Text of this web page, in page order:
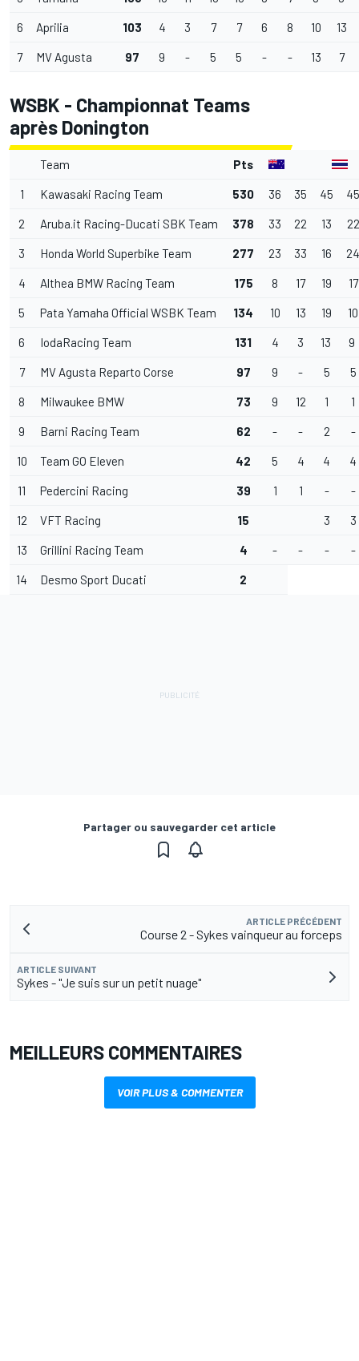
6 Aprilia 103 4 3 7 7 6 8 10 13
7 MV Agusta 97 9 - 5 5 - - 13 7
WSBK - Championnat Teams
après Donington
Team Pts
1 Kawasaki Racing Team 530 36 35 45 45
2 Aruba.it Racing-Ducati SBK Team 378 33 22 13 22
3 Honda World Superbike Team 277 23 33 16 24
4 Althea BMW Racing Team 175 8 17 19 17
5 Pata Yamaha Official WSBK Team 134 10 13 19 10
6 IodaRacing Team 131 4 3 13 9
7 MV Agusta Reparto Corse 97 9 - 5 5
8 Milwaukee BMW 73 9 12 1 1
9 Barni Racing Team 62 - - 2 -
10 Team GO Eleven 42 5 4 4 4
11 Pedercini Racing 39 1 1 - -
12 VFT Racing 15 3 3
13 Grillini Racing Team 4 - - - -
14 Desmo Sport Ducati 2
Partager ou sauvegarder cet article
ARTICLE PRÉCÉDENT
Course 2 - Sykes vainqueur au forceps
ARTICLE SUIVANT
Sykes - "Je suis sur un petit nuage"
MEILLEURS COMMENTAIRES
VOIR PLUS & COMMENTER